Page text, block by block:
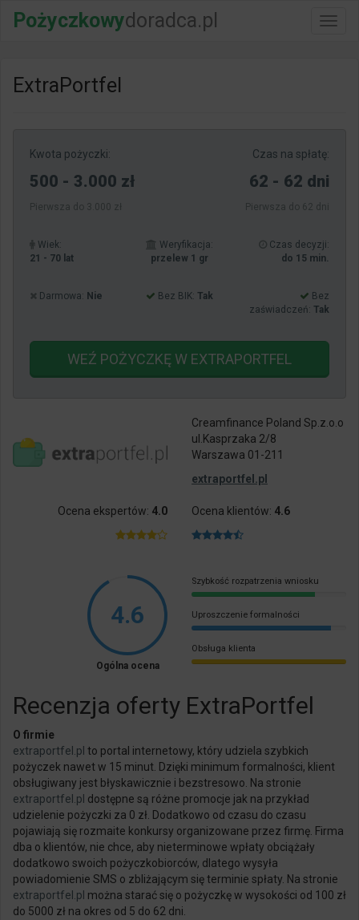
Włącz
Pożyczkowydoradca.pl
ExtraPortfel
Kwota pożyczki:
500 - 3.000 zł
Pierwsza do 3.000 zł
Czas na spłatę:
62 - 62 dni
Pierwsza do 62 dni
Wiek:
21 - 70 lat
Weryfikacja:
przelew 1 gr
Czas decyzji:
do 15 min.
Darmowa: Nie Bez BIK: Tak
Bez
zaświadczeń: Tak
WEŹ POŻYCZKĘ W EXTRAPORTFEL
Creamfinance Poland Sp.z.o.o
ul.Kasprzaka 2/8
Warszawa 01-211
extraportfel.pl
Ocena ekspertów: 4.0 Ocena klientów: 4.6
4.6
Ogólna ocena
Szybkość rozpatrzenia wniosku
Uproszczenie formalności
Obsługa klienta
Recenzja oferty ExtraPortfel
O firmie
extraportfel .pl to portal internetowy, który udziela szybkich
pożyczek nawet w 15 minut. Dzięki minimum formalności, klient
obsługiwany jest błyskawicznie i bezstresowo. Na stronie
extraportfel .pl dostępne są różne promocje jak na przykład
udzielenie pożyczki za 0 zł. Dodatkowo od czasu do czasu
pojawiają się rozmaite konkursy organizowane przez firmę. Firma
dba o klientów, nie chce, aby nieterminowe wpłaty obciążały
dodatkowo swoich pożyczkobiorców, dlatego wysyła
powiadomienie SMS o zbliżającym się terminie spłaty. Na stronie
extraportfel .pl można starać się o pożyczkę w wysokości od 100 zł
do 5000 zł na okres od 5 do 62 dni.